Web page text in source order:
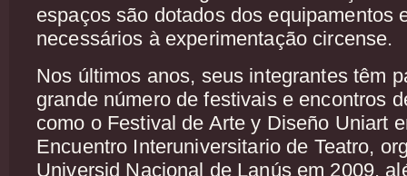
espaços são dotados dos equipamentos
necessários à experimentação circense.
Nos últimos anos, seus integrantes têm
grande número de festivais e encontros
como o Festival de Arte y Diseño Uniart
Encuentro Interuniversitario de Teatro,
Universid Nacional de Lanús em 2009,